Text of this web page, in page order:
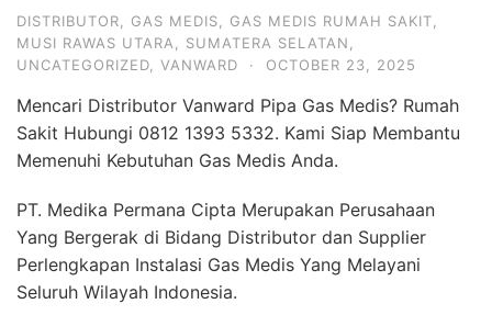
DISTRIBUTOR GAS MEDIS GAS MEDIS RUMAH SAKIT
MUSI RAWAS UTARA
SUMATERA SELATAN
UNCATEGORIZED
VANWARD · OCTOBER 23, 2025
Mencari Distributor Vanward Pipa Gas Medis? Rumah
Sakit Hubungi 0812 1393 5332. Kami Siap Membantu
Memenuhi Kebutuhan Gas Medis Anda.
PT. Medika Permana Cipta Merupakan Perusahaan
Yang Bergerak di Bidang Distributor dan Supplier
Perlengkapan Instalasi Gas Medis Yang Melayani
Seluruh Wilayah Indonesia.